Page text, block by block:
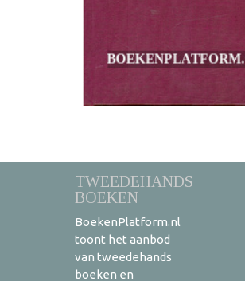
TWEEDEHANDS
BOEKEN
BoekenPlatform.nl
toont het aanbod
van tweedehands
boeken en